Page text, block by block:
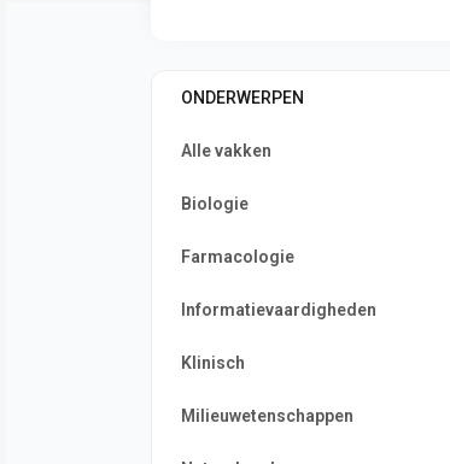
ONDERWERPEN
Alle vakken
Biologie
Farmacologie
Informatievaardigheden
Klinisch
Milieuwetenschappen